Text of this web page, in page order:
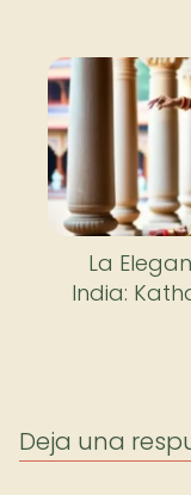
La
India:
Deja una